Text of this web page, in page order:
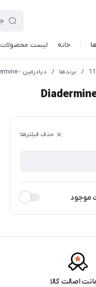
خانه لیست محصولات
/ برندها / دیادرمین - Diadermine
حذف فیلترها
موجود
اصالت کالا